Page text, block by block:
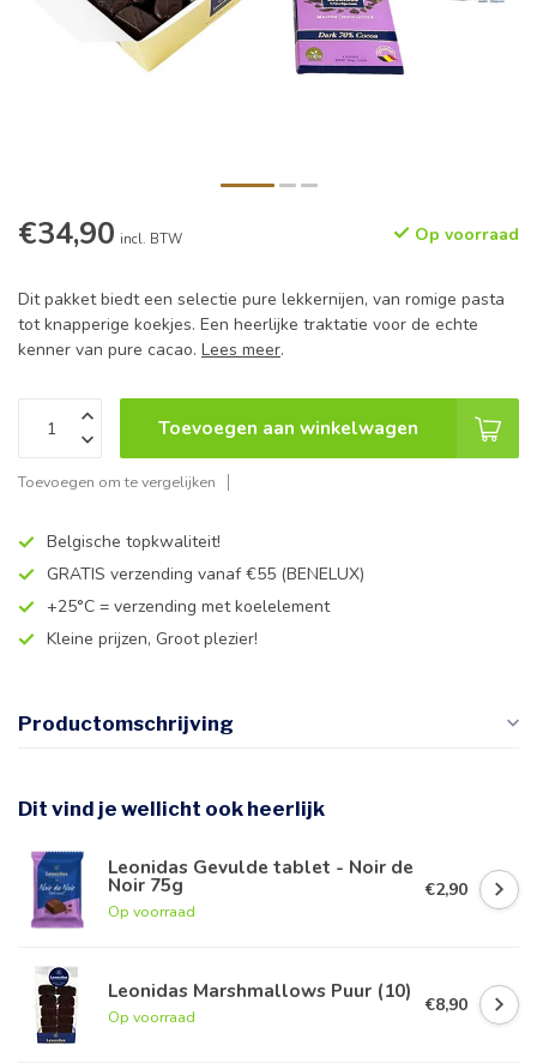
€34,90 incl. BTW Op voorraad
Dit pakket biedt een selectie pure lekkernijen, van romige pasta
tot knapperige koekjes. Een heerlijke traktatie voor de echte
kenner van pure cacao. Lees meer.
Toevoegen aan winkelwagen
Toevoegen om te vergelijken
Belgische topkwaliteit!
GRATIS verzending vanaf €55 (BENELUX)
+25°C = verzending met koelelement
Kleine prijzen, Groot plezier!
Productomschrijving
Dit vind je wellicht ook heerlijk
Leonidas Gevulde tablet - Noir de
Noir 75g
Op voorraad
€2,90
Leonidas Marshmallows Puur (10)
Op voorraad
€8,90